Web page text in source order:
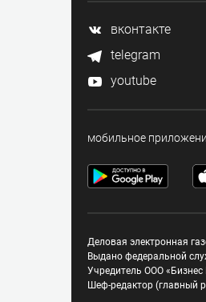
вконтакте
telegram
youtube
мобильное
Деловая электронная
Выдано федеральной
Учредитель ООО
Шеф-редактор (главный